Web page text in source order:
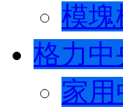
模
格力中
家用